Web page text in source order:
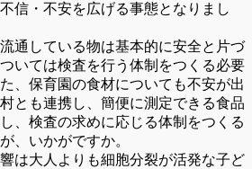
信・不安を広げる事態となりまし
通している物は基本的に安全と片づ
いては検査を行う体制をつくる必要
、保育園の食材についても不安が出
とも連携し、簡便に測定できる食品
、検査の求めに応じる体制をつくる
、いかがですか。
は大人よりも細胞分裂が活発な子ど